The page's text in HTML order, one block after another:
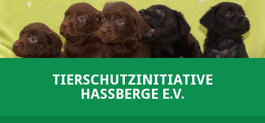
TIERSCHUTZINITIATIVE
HASSBERGE E.V.